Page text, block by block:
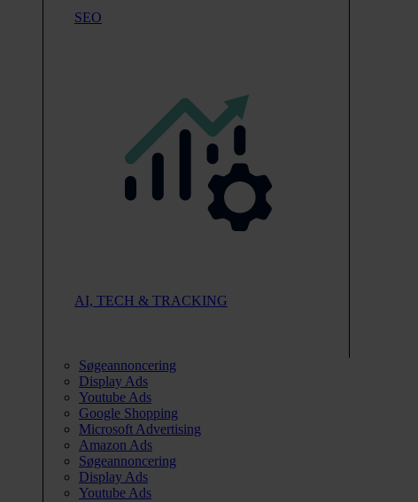
SEO
AI, TECH & TRACKING
Søgeannoncering
Display Ads
Youtube Ads
Google Shopping
Microsoft Advertising
Amazon Ads
Søgeannoncering
Display Ads
Youtube Ads